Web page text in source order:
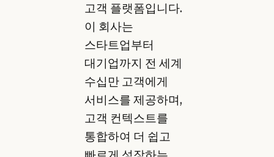
고객 플랫폼입니다.
이 회사는
스타트업부터
대기업까지 전 세계
수십만 고객에게
서비스를 제공하며,
고객 컨텍스트를
통합하여 더 쉽고